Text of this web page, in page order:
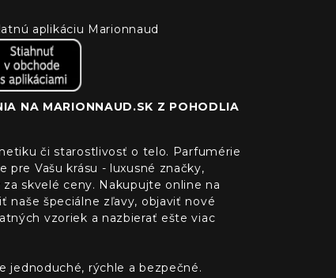
aplikáciu Marionnaud
NA MARIONNAUD.SK Z POHODLIA
či starostlivosť o telo. Parfumérie
pre Vašu krásu - luxusné značky,
skvelé ceny. Nakupujte online na
naše špeciálne zľavy, objaviť nové
vzoriek a nazbierať ešte viac
jednoduché, rýchle a bezpečné.